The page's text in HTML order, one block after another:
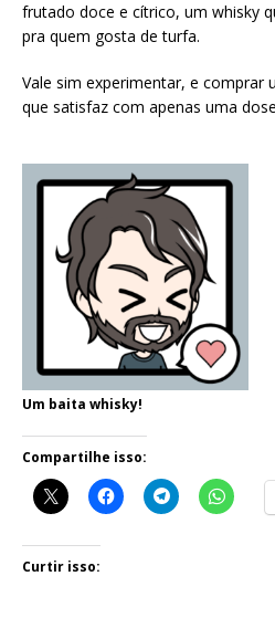
frutado doce e cítrico, um whisky
pra quem gosta de turfa.
Vale sim experimentar, e comprar
que satisfaz com apenas uma
Um baita whisky!
Compartilhe isso:
Curtir isso: